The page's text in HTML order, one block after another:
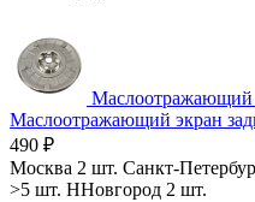
Маслоотражающий
Маслоотражающий экран
490 ₽
Москва 2 шт. Санкт-
>5 шт. ННовгород 2 шт.